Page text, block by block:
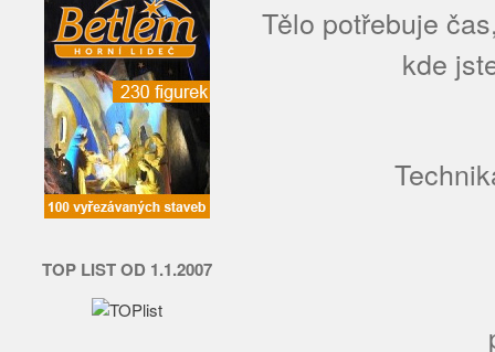
TOP LIST OD 1.1.2007
Tělo potřebuje
kde